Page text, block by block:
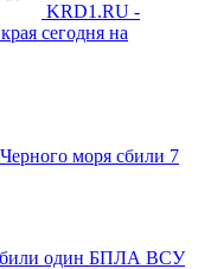
KRD1.RU -
сегодня на
моря сбили 7
сбили один БПЛА ВСУ